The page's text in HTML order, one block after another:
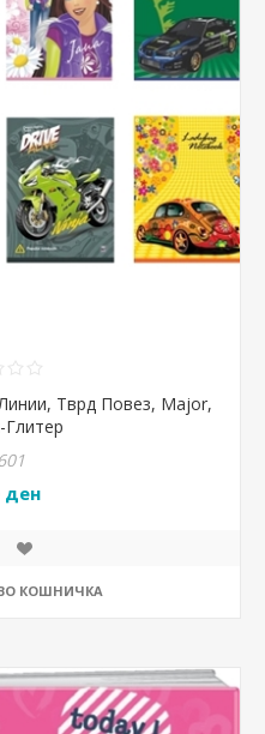
Тврд Повез, Major,
ден
КОШНИЧКА